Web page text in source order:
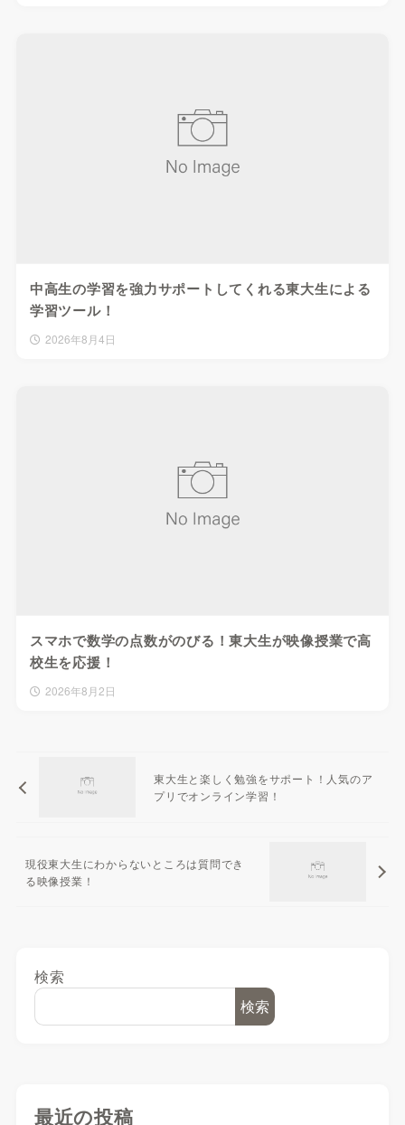
中高生の学習を強力サポートしてくれる東大生による
学習ツール！
2026年8月4日
スマホで数学の点数がのびる！東大生が映像授業で高
校生を応援！
2026年8月2日
東大生と楽しく勉強をサポート！人気のア
プリでオンライン学習！
現役東大生にわからないところは質問でき
る映像授業！
検索
検索
最近の投稿